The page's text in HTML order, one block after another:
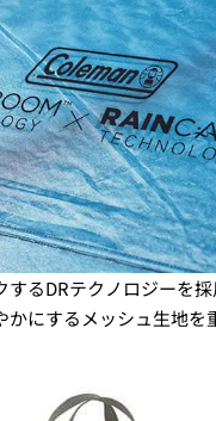
するDRテクノロジーを
かにするメッシュ生地を